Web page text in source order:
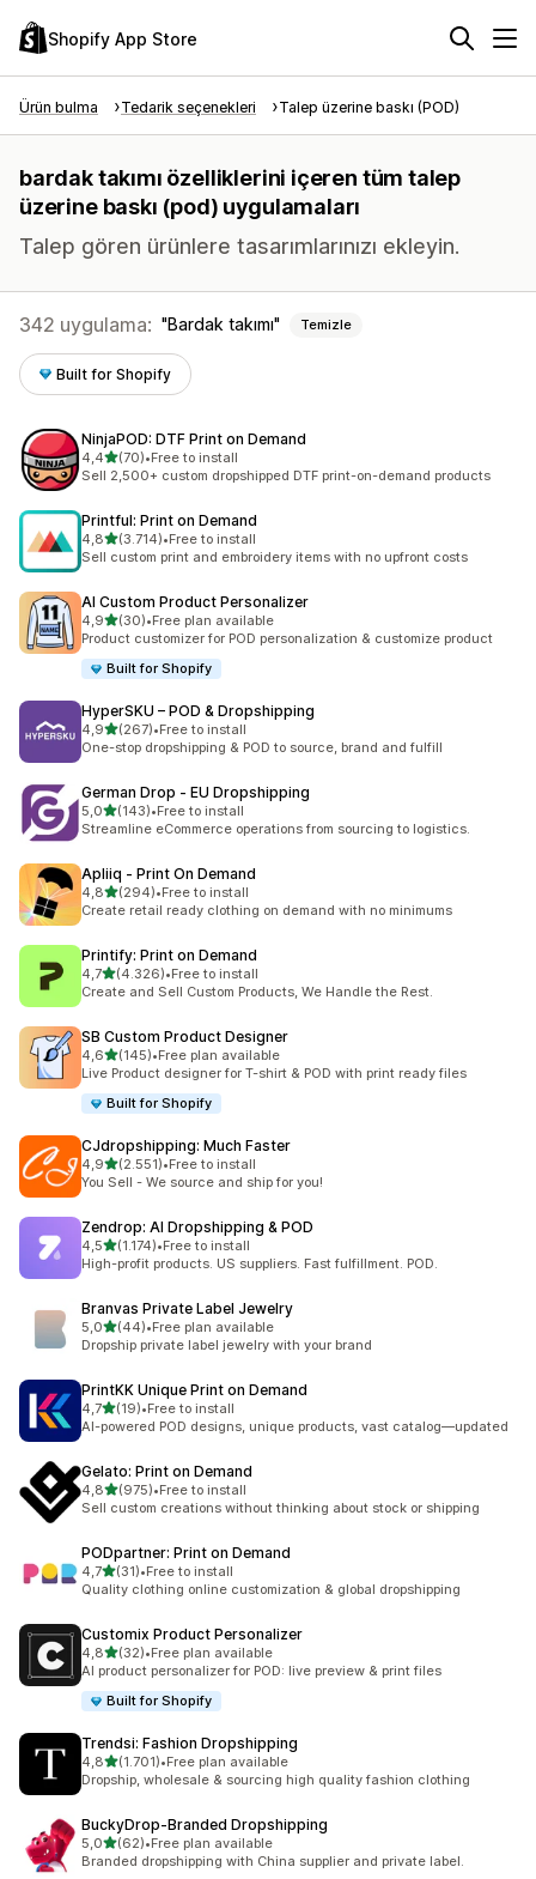
Shopify App Store
Ürün bulma Tedarik seçenekleri Talep üzerine baskı (POD)
bardak takımı özelliklerini içeren tüm talep
üzerine baskı (pod) uygulamaları
Talep gören ürünlere tasarımlarınızı ekleyin.
342 uygulama: Bardak takımı Temizle
Built for Shopify
NinjaPOD: DTF Print on Demand
4,45 yıldız üzerinden
(70)
toplam 70 değerlendirme
•Free to install
Sell 2,500+ custom dropshipped DTF print-on-demand products
Printful: Print on Demand
4,85 yıldız üzerinden
(3.714)
toplam 3714 değerlendirme
•Free to install
Sell custom print and embroidery items with no upfront costs
AI Custom Product Personalizer
4,95 yıldız üzerinden
(30)
toplam 30 değerlendirme
•Free plan available
Product customizer for POD personalization & customize product
Built for Shopify
HyperSKU – POD & Dropshipping
4,95 yıldız üzerinden
(267)
toplam 267 değerlendirme
•Free to install
One-stop dropshipping & POD to source, brand and fulfill
German Drop ‑ EU Dropshipping
5,05 yıldız üzerinden
(143)
toplam 143 değerlendirme
•Free to install
Streamline eCommerce operations from sourcing to logistics.
Apliiq ‑ Print On Demand
4,85 yıldız üzerinden
(294)
toplam 294 değerlendirme
•Free to install
Create retail ready clothing on demand with no minimums
Printify: Print on Demand
4,75 yıldız üzerinden
(4.326)
toplam 4326 değerlendirme
•Free to install
Create and Sell Custom Products, We Handle the Rest.
SB Custom Product Designer
4,65 yıldız üzerinden
(145)
toplam 145 değerlendirme
•Free plan available
Live Product designer for T-shirt & POD with print ready files
Built for Shopify
CJdropshipping: Much Faster
4,95 yıldız üzerinden
(2.551)
toplam 2551 değerlendirme
•Free to install
You Sell - We source and ship for you!
Zendrop: AI Dropshipping & POD
4,55 yıldız üzerinden
(1.174)
toplam 1174 değerlendirme
•Free to install
High-profit products. US suppliers. Fast fulfillment. POD.
Branvas Private Label Jewelry
5,05 yıldız üzerinden
(44)
toplam 44 değerlendirme
•Free plan available
Dropship private label jewelry with your brand
PrintKK Unique Print on Demand
4,75 yıldız üzerinden
(19)
toplam 19 değerlendirme
•Free to install
AI-powered POD designs, unique products, vast catalog—updated
Gelato: Print on Demand
4,85 yıldız üzerinden
(975)
toplam 975 değerlendirme
•Free to install
Sell custom creations without thinking about stock or shipping
PODpartner: Print on Demand
4,75 yıldız üzerinden
(31)
toplam 31 değerlendirme
•Free to install
Quality clothing online customization & global dropshipping
Customix Product Personalizer
4,85 yıldız üzerinden
(32)
toplam 32 değerlendirme
•Free plan available
AI product personalizer for POD: live preview & print files
Built for Shopify
Trendsi: Fashion Dropshipping
4,85 yıldız üzerinden
(1.701)
toplam 1701 değerlendirme
•Free plan available
Dropship, wholesale & sourcing high quality fashion clothing
BuckyDrop‑Branded Dropshipping
5,05 yıldız üzerinden
(62)
toplam 62 değerlendirme
•Free plan available
Branded dropshipping with China supplier and private label.